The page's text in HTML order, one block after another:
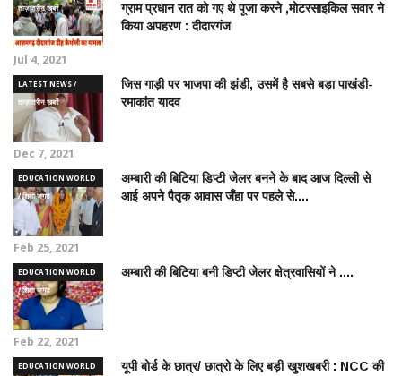
ताज़ातरीन खबरें
ग्राम प्रधान रात को गए थे पूजा करने ,मोटरसाइकिल सवार ने
किया अपहरण : दीदारगंज
Jul 4, 2021
LATEST NEWS /
ताज़ातरीन खबरें
जिस गाड़ी पर भाजपा की झंडी, उसमें है सबसे बड़ा पाखंडी-
रमाकांत यादव
Dec 7, 2021
EDUCATION WORLD
/ शिक्षा जगत
अम्बारी की बिटिया डिप्टी जेलर बनने के बाद आज दिल्ली से
आई अपने पैतृक आवास जँहा पर पहले से....
Feb 25, 2021
EDUCATION WORLD
/ शिक्षा जगत
अम्बारी की बिटिया बनी डिप्टी जेलर क्षेत्रवासियों ने ....
Feb 22, 2021
EDUCATION WORLD
यूपी बोर्ड के छात्र/ छात्रो के लिए बड़ी खुशखबरी : NCC की